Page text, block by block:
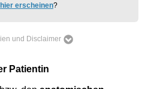
hier erscheinen?
und Disclaimer
Patientin